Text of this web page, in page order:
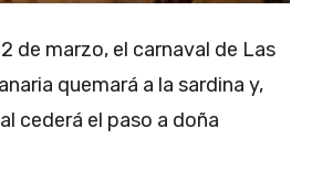
de marzo, el carnaval de Las
quemará a la sardina y,
cederá el paso a doña